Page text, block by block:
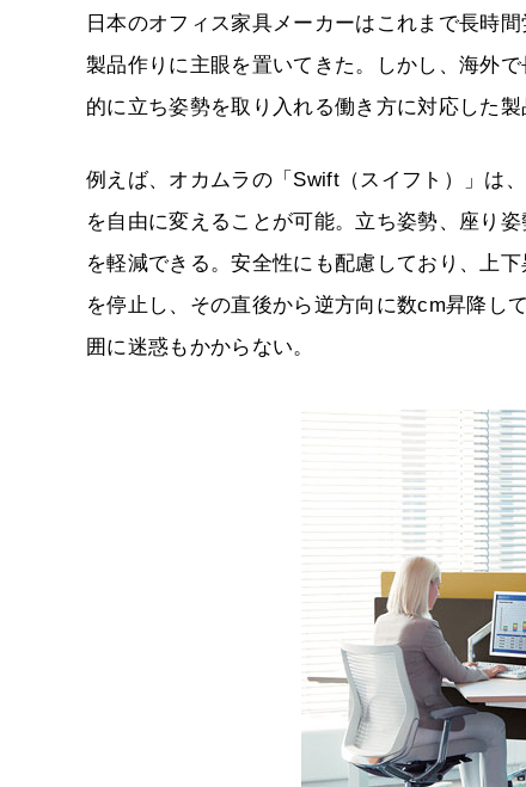
日本のオフィス家具メーカーはこれまで長時
製品作りに主眼を置いてきた。しかし、海外
的に立ち姿勢を取り入れる働き方に対応した製
例えば、オカムラの「Swift（スイフト）」は
を自由に変えることが可能。立ち姿勢、座り
を軽減できる。安全性にも配慮しており、上
を停止し、その直後から逆方向に数cm昇降し
囲に迷惑もかからない。